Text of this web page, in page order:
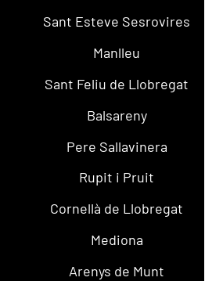
Sant Esteve Sesrovires
Manlleu
Sant Feliu de Llobregat
Balsareny
Pere Sallavinera
Rupit i Pruit
Cornellà de Llobregat
Mediona
Arenys de Munt